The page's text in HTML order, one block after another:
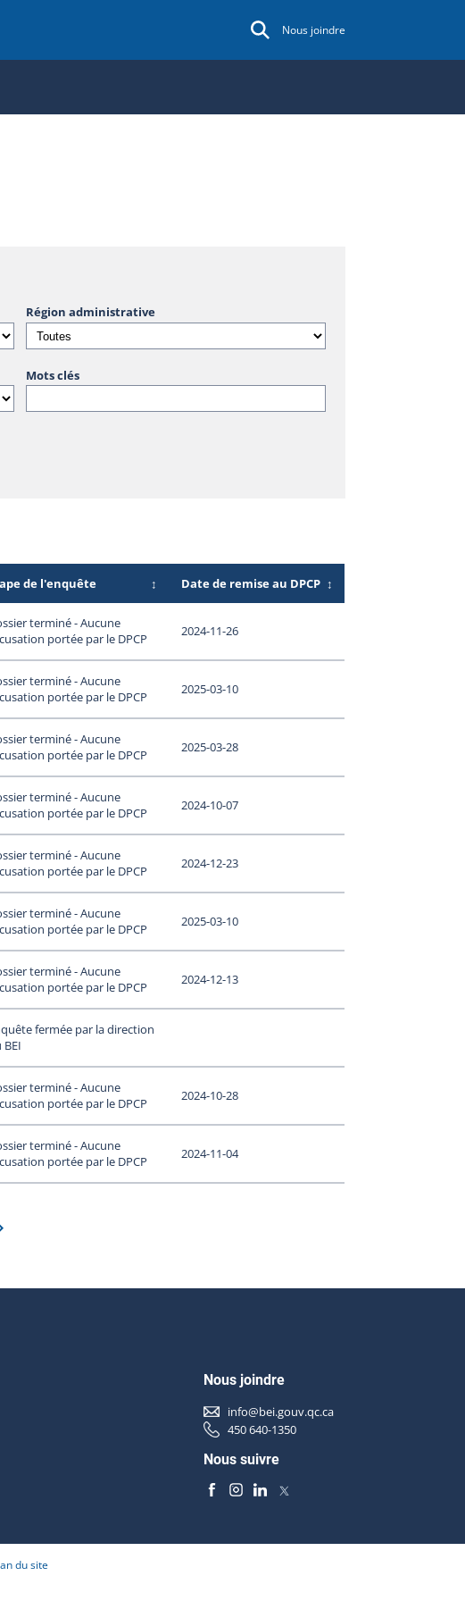
Nous joindre
Région administrative
Mots clés
de l'enquête ↕ Date de remise au DPCP ↕
terminé - Aucune
portée par le DPCP
2024-11-26
terminé - Aucune
portée par le DPCP
2025-03-10
terminé - Aucune
portée par le DPCP
2025-03-28
terminé - Aucune
portée par le DPCP
2024-10-07
terminé - Aucune
portée par le DPCP
2024-12-23
terminé - Aucune
portée par le DPCP
2025-03-10
terminé - Aucune
portée par le DPCP
2024-12-13
fermée par la direction
BEI
terminé - Aucune
portée par le DPCP
2024-10-28
terminé - Aucune
portée par le DPCP
2024-11-04
Nous joindre
info@bei.gouv.qc.ca
450 640-1350
Nous suivre
du site